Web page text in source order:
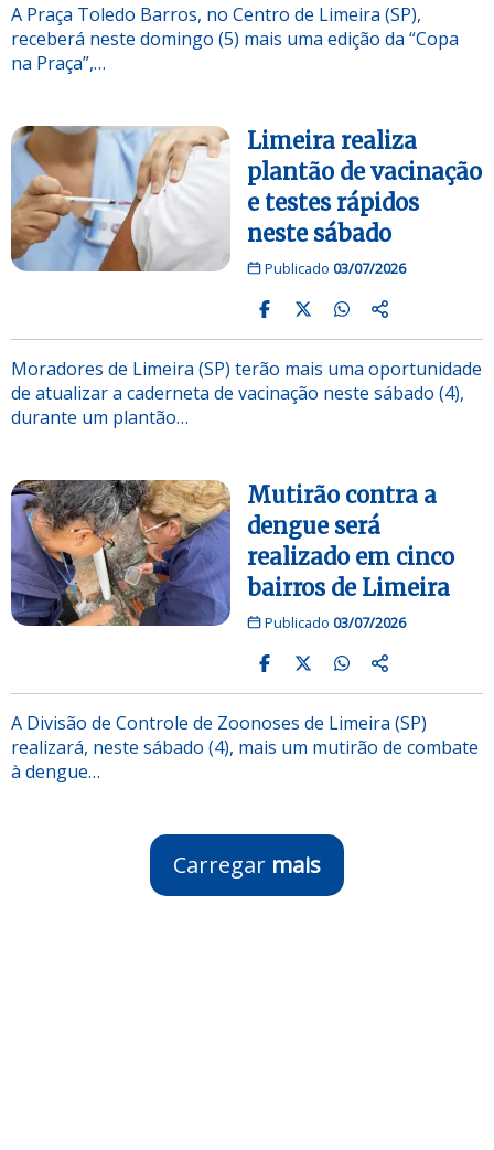
A Praça Toledo Barros, no Centro de Limeira (SP),
receberá neste domingo (5) mais uma edição da “Copa
na Praça”,…
Limeira realiza
plantão de vacinação
e testes rápidos
neste sábado
Publicado 03/07/2026
Moradores de Limeira (SP) terão mais uma oportunidade
de atualizar a caderneta de vacinação neste sábado (4),
durante um plantão…
Mutirão contra a
dengue será
realizado em cinco
bairros de Limeira
Publicado 03/07/2026
A Divisão de Controle de Zoonoses de Limeira (SP)
realizará, neste sábado (4), mais um mutirão de combate
à dengue…
Carregar mais